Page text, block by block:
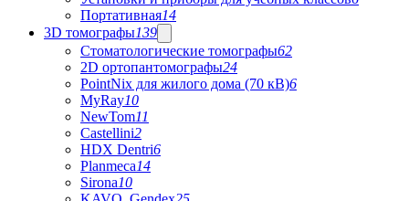
Портативная14
3D томографы139
Стоматологические томографы62
2D ортопантомографы24
PointNix для жилого дома (70 кВ)6
MyRay10
NewTom11
Castellini2
HDX Dentri6
Planmeca14
Sirona10